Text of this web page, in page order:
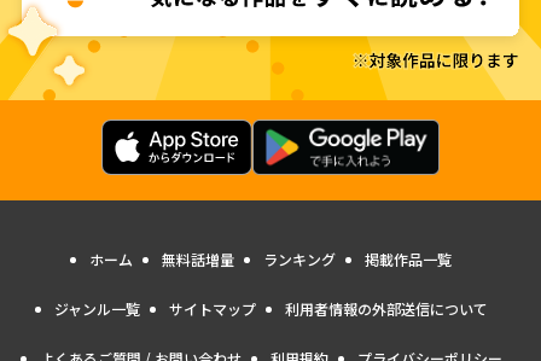
ホーム 無料話増量 ランキング 掲載作品一覧
ジャンル一覧 サイトマップ 利用者情報の外部送信について